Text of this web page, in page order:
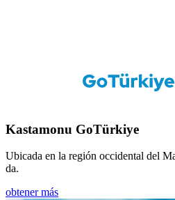
Kastamonu GoTürkiye
Ubicada en la región occidental del
da.
obtener más